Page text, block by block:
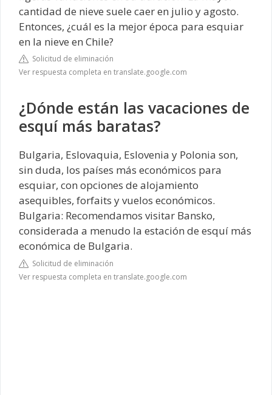
cantidad de nieve suele caer en julio y agosto.
Entonces, ¿cuál es la mejor época para esquiar
en la nieve en Chile?
Solicitud de eliminación
Ver respuesta completa en translate.google.com
¿Dónde están las vacaciones de
esquí más baratas?
Bulgaria, Eslovaquia, Eslovenia y Polonia son,
sin duda, los países más económicos para
esquiar, con opciones de alojamiento
asequibles, forfaits y vuelos económicos.
Bulgaria: Recomendamos visitar Bansko,
considerada a menudo la estación de esquí más
económica de Bulgaria.
Solicitud de eliminación
Ver respuesta completa en translate.google.com